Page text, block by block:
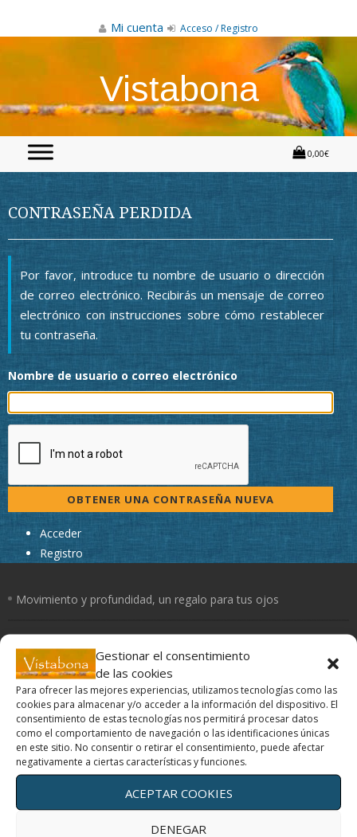
Gestionar el consentimiento
de las cookies
Para ofrecer las mejores experiencias, utilizamos tecnologías como las
cookies para almacenar y/o acceder a la información del dispositivo. El
consentimiento de estas tecnologías nos permitirá procesar datos
como el comportamiento de navegación o las identificaciones únicas
en este sitio. No consentir o retirar el consentimiento, puede afectar
negativamente a ciertas características y funciones.
ACEPTAR COOKIES
DENEGAR
Mi cuenta Acceso / Registro
Vistabona
0,00€
CONTRASEÑA PERDIDA
Por favor, introduce tu nombre de usuario o dirección
de correo electrónico. Recibirás un mensaje de correo
electrónico con instrucciones sobre cómo restablecer
tu contraseña.
Nombre de usuario o correo electrónico
OBTENER UNA CONTRASEÑA NUEVA
Acceder
Registro
Movimiento y profundidad, un regalo para tus ojos
El Yoga de los ojos
Periferia
¿Cómo curan los colores?